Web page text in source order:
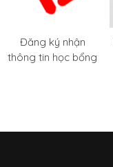
Đăng ký nhận
thông tin học bổng